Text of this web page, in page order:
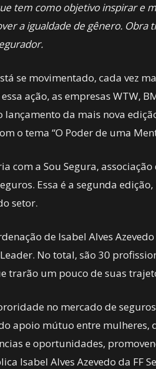
tem como objetivo inspirar e
a igualdade de gênero. Obra
se movimentado, cada vez
ação, as empresas WTW,
lançamento da mais nova
o tema “O Poder de uma
com a Sou Segura,
Essa é a segunda
setor.
de Isabel Alves
No total, são 30
trarão um pouco de suas
no mercado de
apoio mútuo entre
e oportunidades,
Isabel Alves Azevedo da FF